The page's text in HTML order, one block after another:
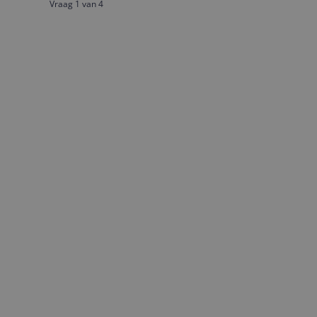
Vraag 1 van 4